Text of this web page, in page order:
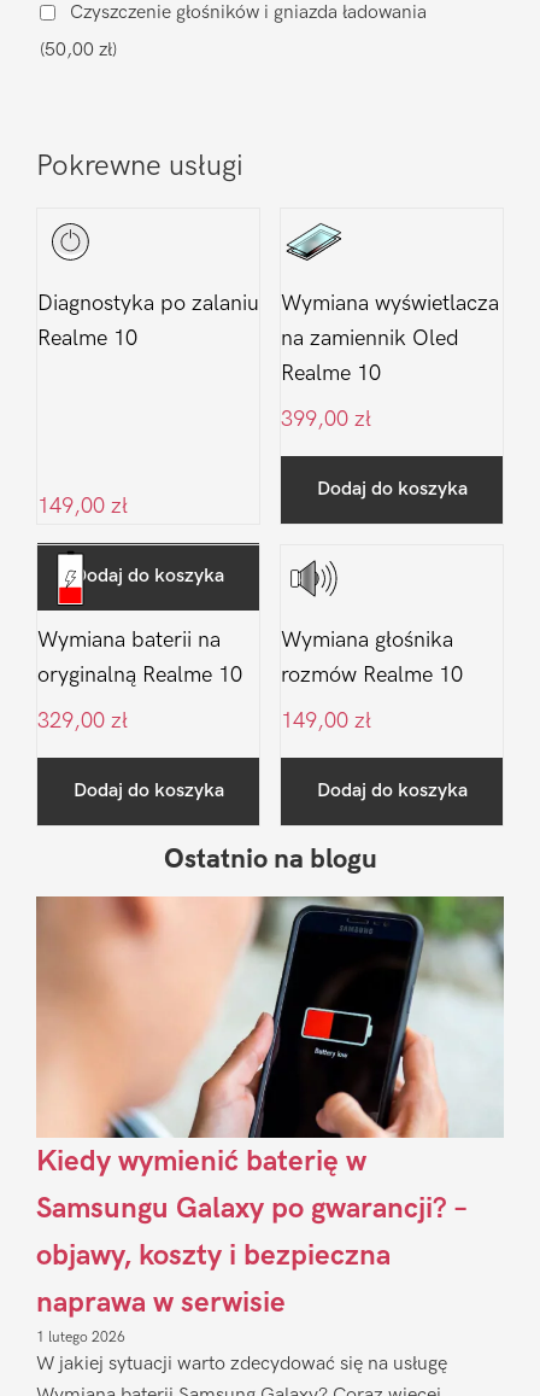
Czyszczenie głośników i gniazda ładowania
(50,00 zł)
Pokrewne usługi
Diagnostyka po zalaniu
Realme 10
149,00 zł
Dodaj do koszyka
Wymiana wyświetlacza
na zamiennik Oled
Realme 10
399,00 zł
Dodaj do koszyka
Wymiana baterii na
oryginalną Realme 10
329,00 zł
Dodaj do koszyka
Wymiana głośnika
rozmów Realme 10
149,00 zł
Dodaj do koszyka
Sidebar
Ostatnio na blogu
Kiedy wymienić baterię w
Samsungu Galaxy po gwarancji? –
objawy, koszty i bezpieczna
naprawa w serwisie
1 lutego 2026
W jakiej sytuacji warto zdecydować się na usługę